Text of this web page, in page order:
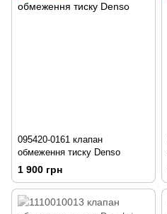
095420-0161 клапан
обмеження тиску Denso
1 900 грн